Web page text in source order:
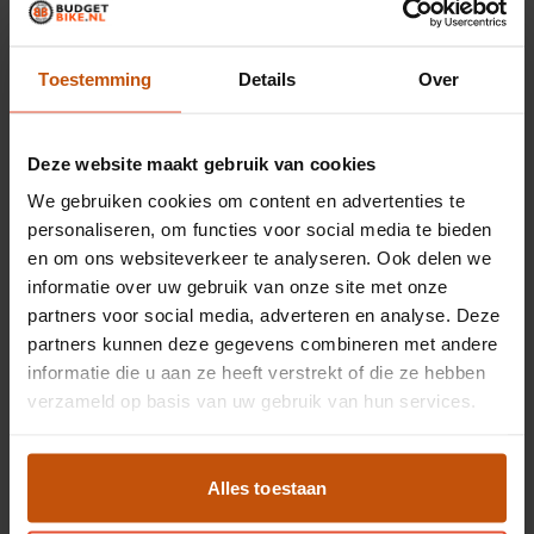
Toestemming Details Over
Deze website maakt gebruik van cookies
We gebruiken cookies om content en advertenties te
personaliseren, om functies voor social media te bieden
en om ons websiteverkeer te analyseren. Ook delen we
informatie over uw gebruik van onze site met onze
partners voor social media, adverteren en analyse. Deze
partners kunnen deze gegevens combineren met andere
informatie die u aan ze heeft verstrekt of die ze hebben
verzameld op basis van uw gebruik van hun services.
Alles toestaan
Soortgelijke fietsen
TWEEDEHANDS UNIEK
CORTINA
Tweedehands Cortina U4 kinderfiets 46 cm
46 cm
26 inch
3 mnd garantie
Op voorraad:Leiden
ACTIEPRIJS
299,-was 349,- −14%